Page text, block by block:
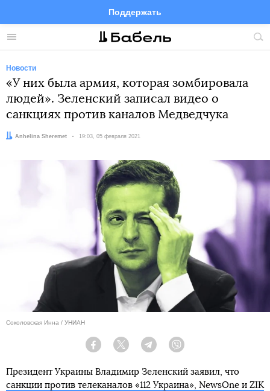
Меню
Поддержать
FacebookTelegramTwitter
Новости
«У них была армия, которая зомбировала
людей». Зеленский записал видео о
санкциях против каналов Медведчука
Автор:
Anhelina Sheremet Дата:
19:03, 05 февраля 2021
Соколовская Инна / УНИАН
Facebook Twitter Telegram
Президент Украины Владимир Зеленский заявил, что
санкции против телеканалов «112 Украина», NewsOne и ZIK